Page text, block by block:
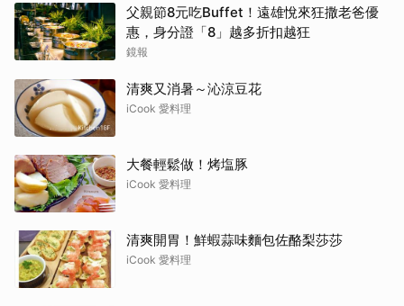
父親節8元吃Buffet！遠雄悅來狂撒老爸優
惠，身分證「8」越多折扣越狂
鏡報
清爽又消暑～沁涼豆花
iCook 愛料理
大餐輕鬆做！烤塩豚
iCook 愛料理
清爽開胃！鮮蝦蒜味麵包佐酪梨莎莎
iCook 愛料理